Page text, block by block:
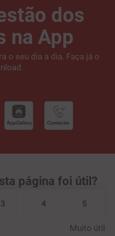
dos
na App
o seu dia a dia. Faça já o
página foi útil?
3 4 5
Muito útil